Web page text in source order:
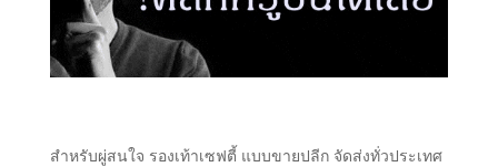
สำหรับผู่สนใจ รองเท้าเซฟตี้ แบบขายปลีก จัดส่งทั่วประเทศ